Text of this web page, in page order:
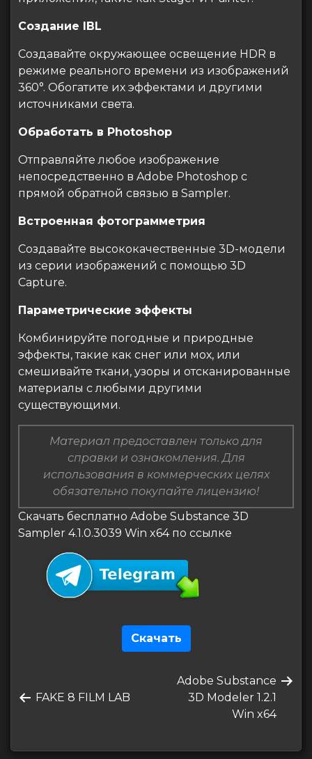
Создание IBL
Создавайте окружающее освещение HDR в
режиме реального времени из изображений
360°. Обогатите их эффектами и другими
источниками света.
Обработать в Photoshop
Отправляйте любое изображение
непосредственно в Adobe Photoshop с
прямой обратной связью в Sampler.
Встроенная фотограмметрия
Создавайте высококачественные 3D-модели
из серии изображений с помощью 3D
Capture.
Параметрические эффекты
Комбинируйте погодные и природные
эффекты, такие как снег или мох, или
смешивайте ткани, узоры и отсканированные
материалы с любыми другими
существующими.
Материал предоставлен только для
справки и ознакомления. Для
использования в коммерческих целях
обязательно покупайте лицензию!
Скачать бесплатно Adobe Substance 3D
Sampler 4.1.0.3039 Win x64 по ссылке
Скачать
поПредыдущая
FAKE 8 FILM LAB
Следующая
запись
Adobe Substance
3D Modeler 1.2.1
Win x64